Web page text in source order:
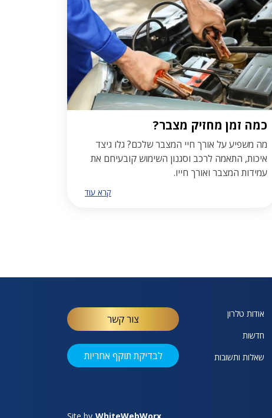
כמה זמן מחזיק מצבר?
מה משפיע על אורך חיי המצבר שלכם? גלו גיצד
איכות, התאמה לרכב וסגנון השימוש קובעיחם את
עמידות המצבר ואורך חייו.
קרא עוד
אודות טלרון
חדשות
שאלות ותשובות
צור קשר
לבדיקת תוקף אחריות